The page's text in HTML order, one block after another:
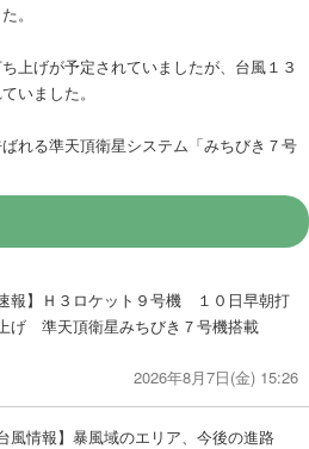
。
上げが予定されていましたが、台風１３
いました。
れる準天頂衛星システム「みちびき７号
速報】Ｈ３ロケット９号機 １０日早朝打
げ 準天頂衛星みちびき７号機搭載
2026年8月7日(金) 15:26
台風情報】暴風域のエリア、今後の進路